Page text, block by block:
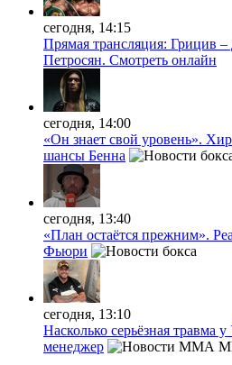
сегодня, 14:15
Прямая трансляция: Грицив
Петросян. Смотреть онлайн
сегодня, 14:00
«Он знает свой уровень».
шансы Бенна
сегодня, 13:40
«План остаётся прежним».
Фьюри
сегодня, 13:10
Насколько серьёзная травма у
менеджер